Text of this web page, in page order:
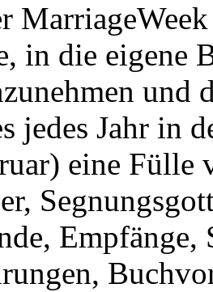
in die eigene
und
jedes Jahr in
eine Fülle
Empfänge,